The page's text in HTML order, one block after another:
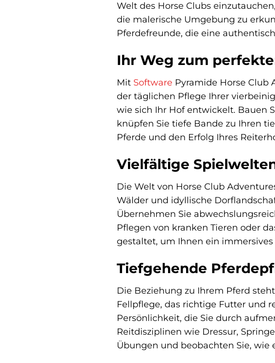
Welt des Horse Clubs
die malerische Umgebung zu
Pferdefreunde, die eine
Ihr Weg zum
Mit Software Pyramide Horse Club
der täglichen Pflege Ihrer
wie sich Ihr Hof entwickelt. Bauen
knüpfen Sie tiefe Bande zu Ihren
Pferde und den Erfolg Ihres
Vielfältige
Die Welt von Horse Club
Wälder und idyllische
Übernehmen Sie
Pflegen von kranken Tieren oder
gestaltet, um Ihnen ein
Tiefgehende
Die Beziehung zu Ihrem Pferd
Fellpflege, das richtige Futter und
Persönlichkeit, die Sie durch
Reitdisziplinen wie Dressur,
Übungen und beobachten Sie, wie